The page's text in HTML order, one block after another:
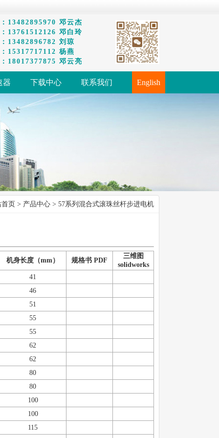
13482895970 邓云杰
13761512126 邓白玲
13482896782 刘琼
15317717112 杨燕
18017377875 邓云亮
器 下载中心 联系我们 English
页 > 产品中心 > 57系列混合式滚珠丝杆步进电机
机身长度（mm） 规格书 PDF
三维图
solidworks
41
46
51
55
55
62
62
80
80
100
100
115